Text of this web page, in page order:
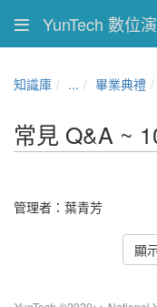
YunTech 數位
知識庫 ... 畢業典禮
常見 Q&A ~
管理者：葉青芳
顯